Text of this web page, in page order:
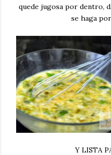
quede jugosa por dentro,
se haga
Y LISTA